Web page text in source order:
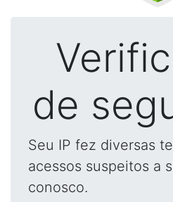
de
Seu IP fez diversas
acessos suspeitos a
conosco.